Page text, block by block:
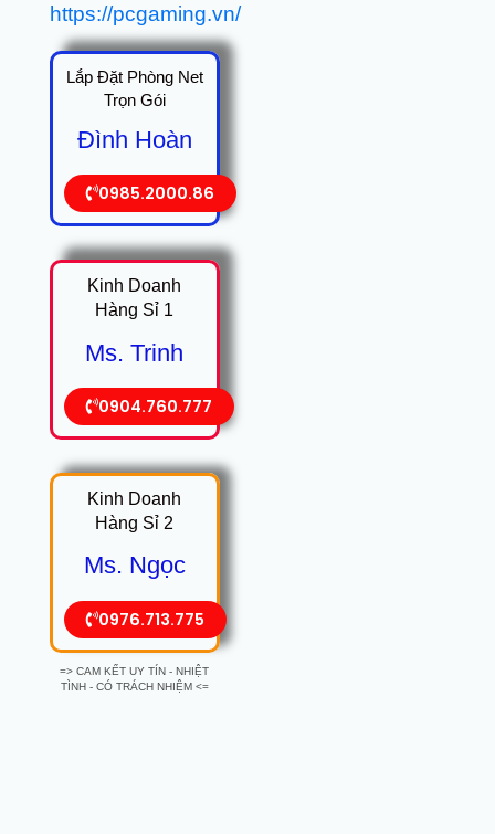
https://pcgaming.vn/
Lắp Đặt Phòng Net
Trọn Gói
Đình Hoàn
0985.2000.86
Kinh Doanh
Hàng Sỉ 1
Ms. Trinh
0904.760.777
Kinh Doanh
Hàng Sỉ 2
Ms. Ngọc
0976.713.775
=> CAM KẾT UY TÍN - NHIỆT
TÌNH - CÓ TRÁCH NHIỆM <=